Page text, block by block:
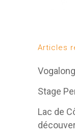
Articles
Stage
Lac de